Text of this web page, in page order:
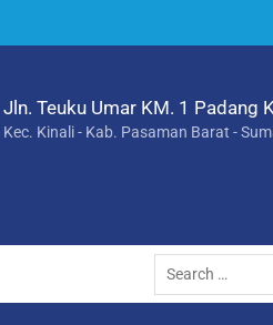
Jln. Teuku Umar KM. 1 Padang
Kec. Kinali - Kab. Pasaman Barat -
Search
for: